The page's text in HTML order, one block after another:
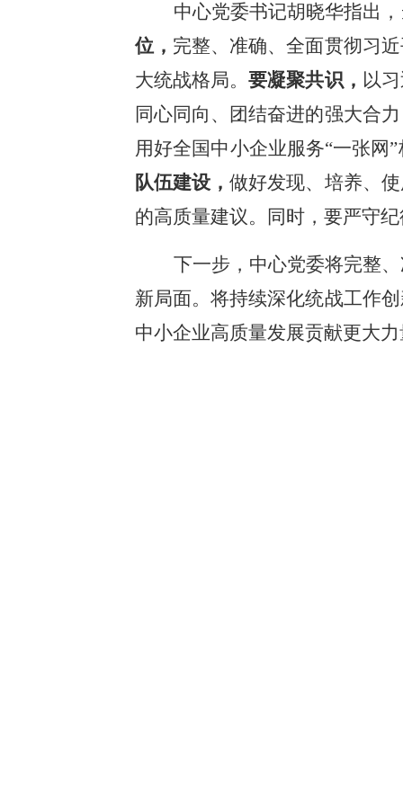
中心党委书记胡晓华指出
位， 完整、准确、全面贯彻习
大统战格局。要凝聚共识， 以
同心同向、团结奋进的强大合
用好全国中小企业服务“一张网
队伍建设，做好发现、培养、
的高质量建议。同时，要严守
下一步，中心党委将完整
新局面。将持续深化统战工作
中小企业高质量发展贡献更大